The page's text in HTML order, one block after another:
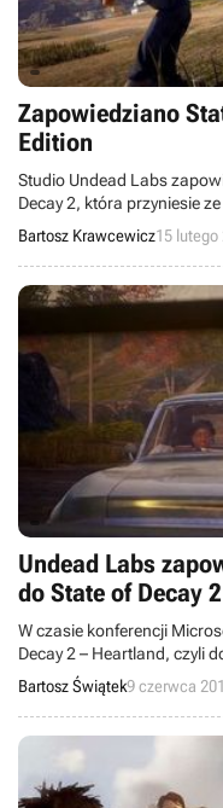
Zapowiedziano
Edition
Studio Undead Labs
Decay 2, która przyniesie
grafikę. Ogłoszono także,
Bartosz Krawcewicz15 lutego
Undead Labs
do State of Decay 2
W czasie konferencji
Decay 2 – Heartland, czyli
autorstwa studia Undead
komputerach i konsoli Xbox
Bartosz Świątek9 czerwca